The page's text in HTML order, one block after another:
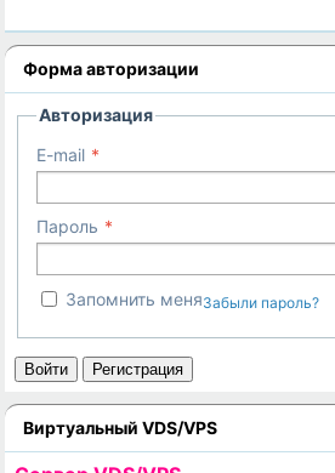
Форма авторизации
Авторизация
E-mail
Пароль
Запомнить меняЗабыли пароль?
Войти Регистрация
Виртуальный VDS/VPS